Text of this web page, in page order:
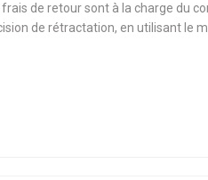
de retour sont à la charge
de rétractation, en utilisant le